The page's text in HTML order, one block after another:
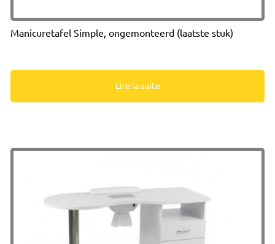
Manicuretafel Simple, ongemonteerd (laatste stuk)
Lire la suite